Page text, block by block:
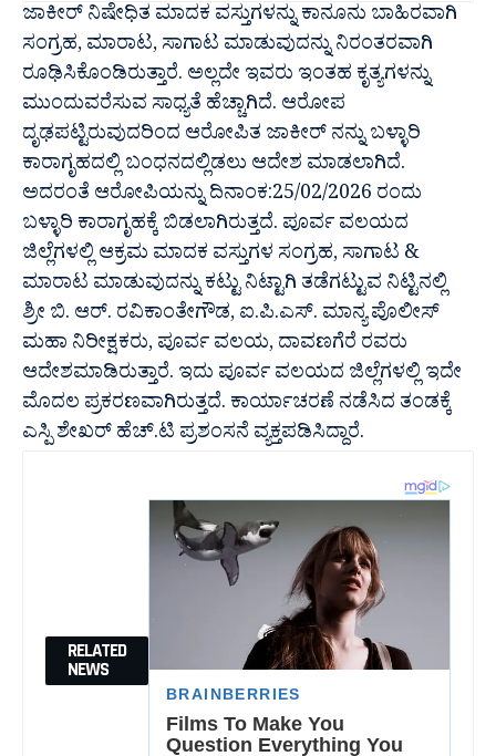
ಜಾಕೀರ್ ನಿಷೇಧಿತ ಮಾದಕ ವಸ್ತುಗಳನ್ನು ಕಾನೂನು ಬಾಹಿರವಾಗಿ
ಸಂಗ್ರಹ, ಮಾರಾಟ, ಸಾಗಾಟ ಮಾಡುವುದನ್ನು ನಿರಂತರವಾಗಿ
ರೂಢಿಸಿಕೊಂಡಿರುತ್ತಾರೆ. ಅಲ್ಲದೇ ಇವರು ಇಂತಹ ಕೃತ್ಯಗಳನ್ನು
ಮುಂದುವರೆಸುವ ಸಾಧ್ಯತೆ ಹೆಚ್ಚಾಗಿದೆ. ಆರೋಪ
ದೃಢಪಟ್ಟಿರುವುದರಿಂದ ಆರೋಪಿತ ಜಾಕೀರ್ ನನ್ನು ಬಳ್ಳಾರಿ
ಕಾರಾಗೃಹದಲ್ಲಿ ಬಂಧನದಲ್ಲಿಡಲು ಆದೇಶ ಮಾಡಲಾಗಿದೆ.
ಅದರಂತೆ ಆರೋಪಿಯನ್ನು ದಿನಾಂಕ:25/02/2026 ರಂದು
ಬಳ್ಳಾರಿ ಕಾರಾಗೃಹಕ್ಕೆ ಬಿಡಲಾಗಿರುತ್ತದೆ. ಪೂರ್ವ ವಲಯದ
ಜಿಲ್ಲೆಗಳಲ್ಲಿ ಆಕ್ರಮ ಮಾದಕ ವಸ್ತುಗಳ ಸಂಗ್ರಹ, ಸಾಗಾಟ &
ಮಾರಾಟ ಮಾಡುವುದನ್ನು ಕಟ್ಟು ನಿಟ್ಟಾಗಿ ತಡೆಗಟ್ಟುವ ನಿಟ್ಟಿನಲ್ಲಿ
ಶ್ರೀ ಬಿ. ಆರ್. ರವಿಕಾಂತೇಗೌಡ, ಐ.ಪಿ.ಎಸ್. ಮಾನ್ಯ ಪೊಲೀಸ್
ಮಹಾ ನಿರೀಕ್ಷಕರು, ಪೂರ್ವ ವಲಯ, ದಾವಣಗೆರೆ ರವರು
ಆದೇಶಮಾಡಿರುತ್ತಾರೆ. ಇದು ಪೂರ್ವ ವಲಯದ ಜಿಲ್ಲೆಗಳಲ್ಲಿ ಇದೇ
ಮೊದಲ ಪ್ರಕರಣವಾಗಿರುತ್ತದೆ. ಕಾರ್ಯಾಚರಣೆ ನಡೆಸಿದ ತಂಡಕ್ಕೆ
ಎಸ್ಪಿ ಶೇಖರ್ ಹೆಚ್.ಟಿ ಪ್ರಶಂಸನೆ ವ್ಯಕ್ತಪಡಿಸಿದ್ದಾರೆ.
RELATED
NEWS